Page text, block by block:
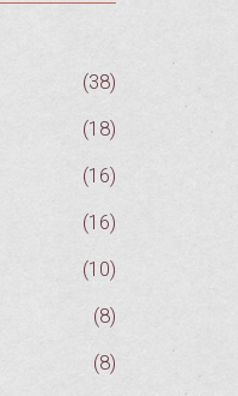
(38)
(18)
(16)
(16)
(10)
(8)
(8)